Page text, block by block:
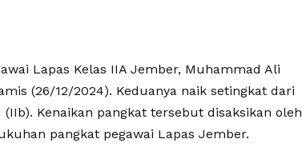
Lapas Kelas IIA Jember, Muhammad Ali
(26/12/2024). Keduanya naik setingkat dari
Kenaikan pangkat tersebut disaksikan oleh
pangkat pegawai Lapas Jember.